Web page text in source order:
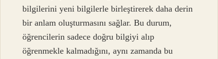
bilgilerini yeni bilgilerle birleştirerek daha derin
bir anlam oluşturmasını sağlar. Bu durum,
öğrencilerin sadece doğru bilgiyi alıp
öğrenmekle kalmadığını, aynı zamanda bu